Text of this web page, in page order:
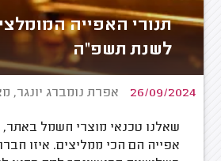
תנורי האפייה
לשנת תשפ"ה
26/09/2024 אפרת נומברג יונגר,
שאלנו טכנאי מוצרי חשמל באתר,
אפייה הם הכי ממליצים. איזו